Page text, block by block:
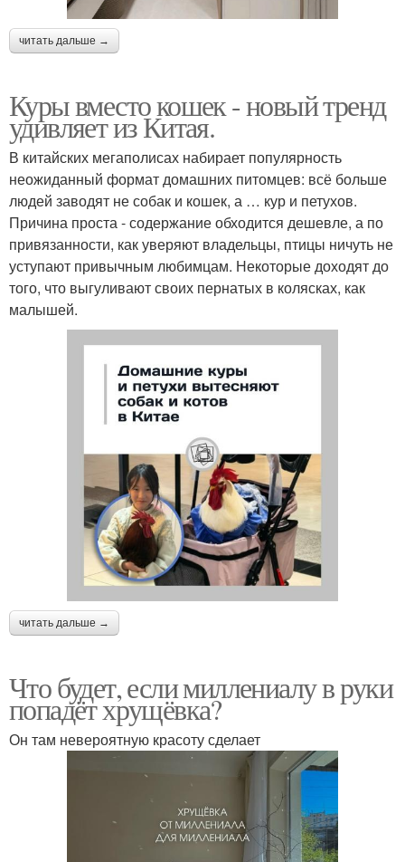
читать дальше →
Куры вместо кошек - новый тренд
удивляет из Китая.
В китайских мегаполисах набирает популярность
неожиданный формат домашних питомцев: всё больше
людей заводят не собак и кошек, а … кур и петухов.
Причина проста - содержание обходится дешевле, а по
привязанности, как уверяют владельцы, птицы ничуть не
уступают привычным любимцам. Некоторые доходят до
того, что выгуливают своих пернатых в колясках, как
малышей.
читать дальше →
Что будет, если миллениалу в руки
попадёт хрущёвка?
Он там невероятную красоту сделает